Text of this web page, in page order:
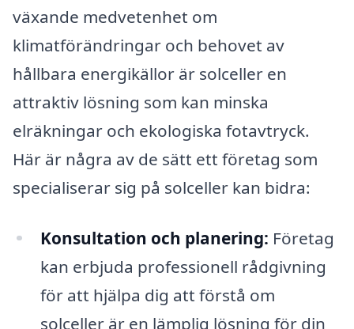
växande medvetenhet om
klimatförändringar och behovet av
hållbara energikällor är solceller en
attraktiv lösning som kan minska
elräkningar och ekologiska fotavtryck.
Här är några av de sätt ett företag som
specialiserar sig på solceller kan bidra:
Konsultation och planering: Företag
kan erbjuda professionell rådgivning
för att hjälpa dig att förstå om
solceller är en lämplig lösning för din